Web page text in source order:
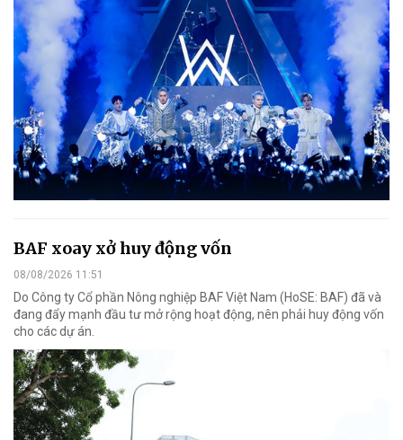
BAF xoay xở huy động vốn
08/08/2026 11:51
Do Công ty Cổ phần Nông nghiệp BAF Việt Nam (HoSE: BAF) đã và
đang đẩy mạnh đầu tư mở rộng hoạt động, nên phải huy động vốn
cho các dự án.